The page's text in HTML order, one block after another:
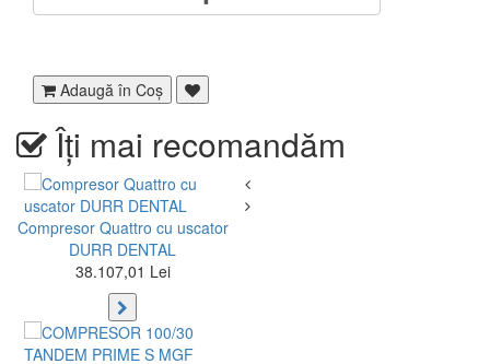
Adaugă în Coş
Îți mai recomandăm
Compresor Quattro cu uscator
DURR DENTAL
38.107,01 Lei